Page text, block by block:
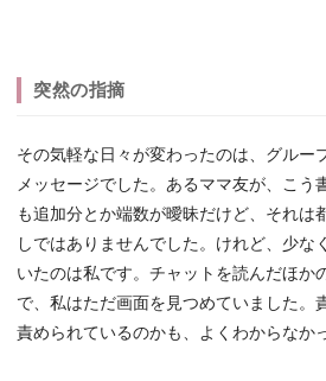
突然の指摘
その気軽な日々が変わったのは、グルー
メッセージでした。あるママ友が、こう
も追加分とか端数が曖昧だけど、それは
しではありませんでした。けれど、少な
いたのは私です。チャットを読んだほか
で、私はただ画面を見つめていました。
責められているのかも、よくわからなか